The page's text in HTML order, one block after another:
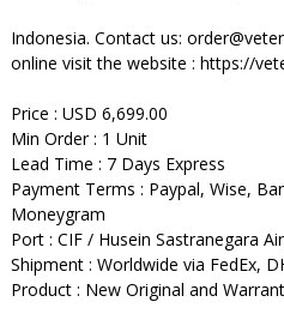
Indonesia. Contact us:
online visit the website : https://
Price : USD 6,699.00
Min Order : 1 Unit
Lead Time : 7 Days Express
Payment Terms : Paypal, Wise,
Moneygram
Port : CIF / Husein Sastranegara
Shipment : Worldwide via FedEx,
Product : New Original and